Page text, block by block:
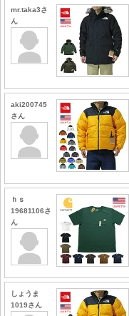
mr.taka3さ
ん
aki200745
さん
ｈｓ
19681106さ
ん
しょうま
1019さん